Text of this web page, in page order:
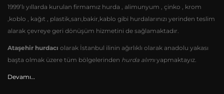
1999’lı yıllarda kurulan firmamız hurda , alimunyum , çinko , krom
,koblo , kağıt , plastik,sarı,bakir,kablo gibi hurdalarınızı yerinden teslim
alarak çevreye geri dönüşüm hizmetini de sağlamaktadır.
Ataşehir hurdacı olarak İstanbul ilinin ağırlıklı olarak anadolu yakası
başta olmak üzere tüm bölgelerinden hurda alımıyapmaktayız.
Devamı…